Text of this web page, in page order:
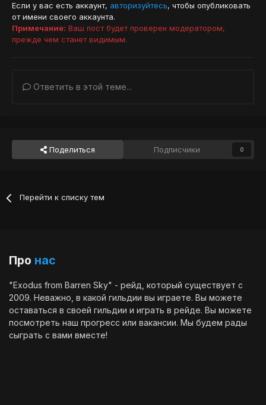
Если у вас есть аккаунт, авторизуйтесь, чтобы опубликовать
от имени своего аккаунта.
Примечание: Ваш пост будет проверен модератором,
прежде чем станет видимым.
Ответить в этой теме...
Поделиться Подписчики 0
Перейти к списку тем
Про нас
"Exodus from Barren Sky" - рейд, который существует с
2009. Неважно, в какой гильдии вы играете. Вы можете
оставаться в своей гильдии и играть в рейде. Вы можете
посмотреть наш прогресс или вакансии. Мы будем рады
сыграть с вами вместе!